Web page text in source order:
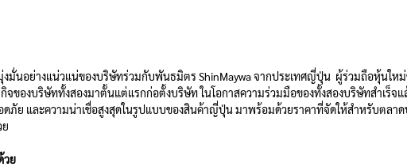
ย่างแน่วแน่ของบริษัทร่วมกับพันธมิตร ShinMaywa จากประเทศญี่ปุ่น ผู้ร่วมถือหุ้นให
ของบริษัททั้งสองมาตั้นแต่แรกก่อตั้งบริษัท ในโอกาสความร่วมมือของทั้งสองบริษัทสำเร็จแ
ภัย และความน่าเชื่อสูงสุดในรูปแบบของสินค้าญี่ปุ่น มาพร้อมด้วยราคาที่จัดให้สำหรับตลา
วย